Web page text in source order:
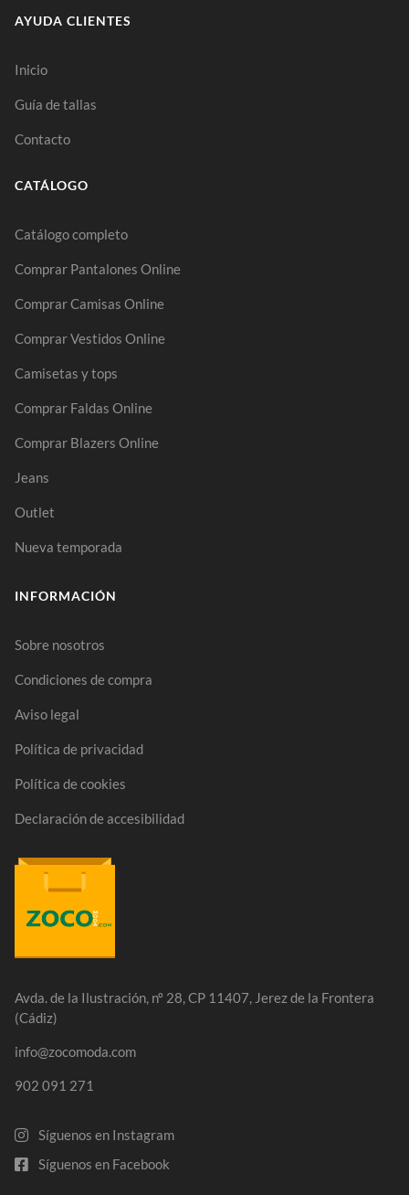
AYUDA CLIENTES
Inicio
Guía de tallas
Contacto
CATÁLOGO
Catálogo completo
Comprar Pantalones Online
Comprar Camisas Online
Comprar Vestidos Online
Camisetas y tops
Comprar Faldas Online
Comprar Blazers Online
Jeans
Outlet
Nueva temporada
INFORMACIÓN
Sobre nosotros
Condiciones de compra
Aviso legal
Política de privacidad
Política de cookies
Declaración de accesibilidad
Avda. de la Ilustración, nº 28, CP 11407, Jerez de la Frontera
(Cádiz)
info@zocomoda.com
902 091 271
Síguenos en Instagram
Síguenos en Facebook